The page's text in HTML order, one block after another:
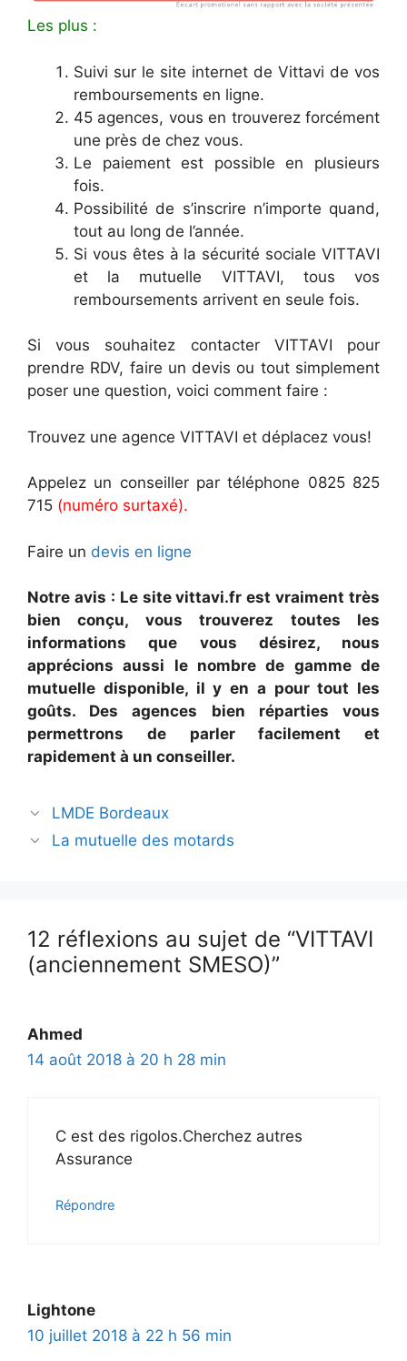
Les plus :
Suivi sur le site internet de Vittavi de vos
remboursements en ligne.
45 agences, vous en trouverez forcément
une près de chez vous.
Le paiement est possible en plusieurs
fois.
Possibilité de s’inscrire n’importe quand,
tout au long de l’année.
Si vous êtes à la sécurité sociale VITTAVI
et la mutuelle VITTAVI, tous vos
remboursements arrivent en seule fois.
Si vous souhaitez contacter VITTAVI pour
prendre RDV, faire un devis ou tout simplement
poser une question, voici comment faire :
Trouvez une agence VITTAVI et déplacez vous!
Appelez un conseiller par téléphone 0825 825
715 (numéro surtaxé).
Faire un devis en ligne
Notre avis : Le site vittavi.fr est vraiment très
bien conçu, vous trouverez toutes les
informations que vous désirez, nous
apprécions aussi le nombre de gamme de
mutuelle disponible, il y en a pour tout les
goûts. Des agences bien réparties vous
permettrons de parler facilement et
rapidement à un conseiller.
Navigation
des
LMDE Bordeaux
La mutuelle des motards
12 réflexions au sujet de “VITTAVI
(anciennement SMESO)”
Ahmed
14 août 2018 à 20 h 28 min
C est des rigolos.Cherchez autres
Assurance
Répondre
Lightone
10 juillet 2018 à 22 h 56 min